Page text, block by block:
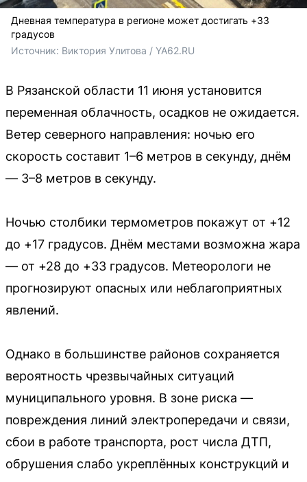
Дневная температура в регионе может достигать +33
градусов
Источник: Виктория Улитова / YA62.RU
В Рязанской области 11 июня установится
переменная облачность, осадков не ожидается.
Ветер северного направления: ночью его
скорость составит 1–6 метров в секунду, днём
— 3–8 метров в секунду.
Ночью столбики термометров покажут от +12
до +17 градусов. Днём местами возможна жара
— от +28 до +33 градусов. Метеорологи не
прогнозируют опасных или неблагоприятных
явлений.
Однако в большинстве районов сохраняется
вероятность чрезвычайных ситуаций
муниципального уровня. В зоне риска —
повреждения линий электропередачи и связи,
сбои в работе транспорта, рост числа ДТП,
обрушения слабо укреплённых конструкций и